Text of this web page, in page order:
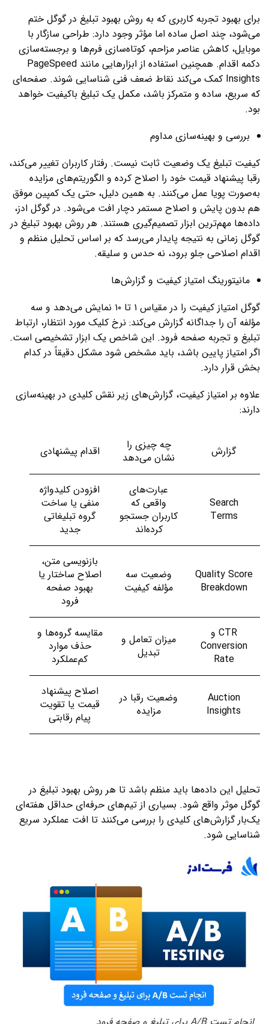
برای بهبود تجربه کاربری که به روش بهبود تبلیغ در گوگل ختم
می‌شود، چند اصل ساده اما مؤثر وجود دارد: طراحی سازگار با
موبایل، کاهش عناصر مزاحم، کوتاه‌سازی فرم‌ها و برجسته‌سازی
دکمه اقدام. همچنین استفاده از ابزارهایی مانند PageSpeed
Insights کمک می‌کند نقاط ضعف فنی شناسایی شوند. صفحه‌ای
که سریع، ساده و متمرکز باشد، مکمل یک تبلیغ باکیفیت خواهد
بود.
بررسی و بهینه‌سازی مداوم
کیفیت تبلیغ یک وضعیت ثابت نیست. رفتار کاربران تغییر می‌کند،
رقبا پیشنهاد قیمت خود را اصلاح کرده و الگوریتم‌های مزایده
به‌صورت پویا عمل می‌کنند. به همین دلیل، حتی یک کمپین موفق
هم بدون پایش و اصلاح مستمر دچار افت می‌شود. در گوگل ادز،
داده‌ها مهم‌ترین ابزار تصمیم‌گیری هستند. هر روش بهبود تبلیغ در
گوگل زمانی به نتیجه پایدار می‌رسد که بر اساس تحلیل منظم و
اقدام اصلاحی جلو برود، نه حدس و سلیقه.
مانیتورینگ امتیاز کیفیت و گزارش‌ها
گوگل امتیاز کیفیت را در مقیاس ۱ تا ۱۰ نمایش می‌دهد و سه
مؤلفه آن را جداگانه گزارش می‌کند: نرخ کلیک مورد انتظار، ارتباط
تبلیغ و تجربه صفحه فرود. این شاخص یک ابزار تشخیصی است.
اگر امتیاز پایین باشد، باید مشخص شود مشکل دقیقاً در کدام
بخش قرار دارد.
علاوه بر امتیاز کیفیت، گزارش‌های زیر نقش کلیدی در بهینه‌سازی
دارند:
گزارش
چه چیزی را
نشان می‌دهد
اقدام پیشنهادی
Search
Terms
عبارت‌های
واقعی که
کاربران جستجو
کرده‌اند
افزودن کلیدواژه
منفی یا ساخت
گروه تبلیغاتی
جدید
Quality Score
Breakdown
وضعیت سه
مؤلفه کیفیت
بازنویسی متن،
اصلاح ساختار یا
بهبود صفحه
فرود
CTR و
Conversion
Rate
میزان تعامل و
تبدیل
مقایسه گروه‌ها و
حذف موارد
کم‌عملکرد
Auction
Insights
وضعیت رقبا در
مزایده
اصلاح پیشنهاد
قیمت یا تقویت
پیام رقابتی
تحلیل این داده‌ها باید منظم باشد تا هر روش بهبود تبلیغ در
گوگل موثر واقع شود. بسیاری از تیم‌های حرفه‌ای حداقل هفته‌ای
یک‌بار گزارش‌های کلیدی را بررسی می‌کنند تا افت عملکرد سریع
شناسایی شود.